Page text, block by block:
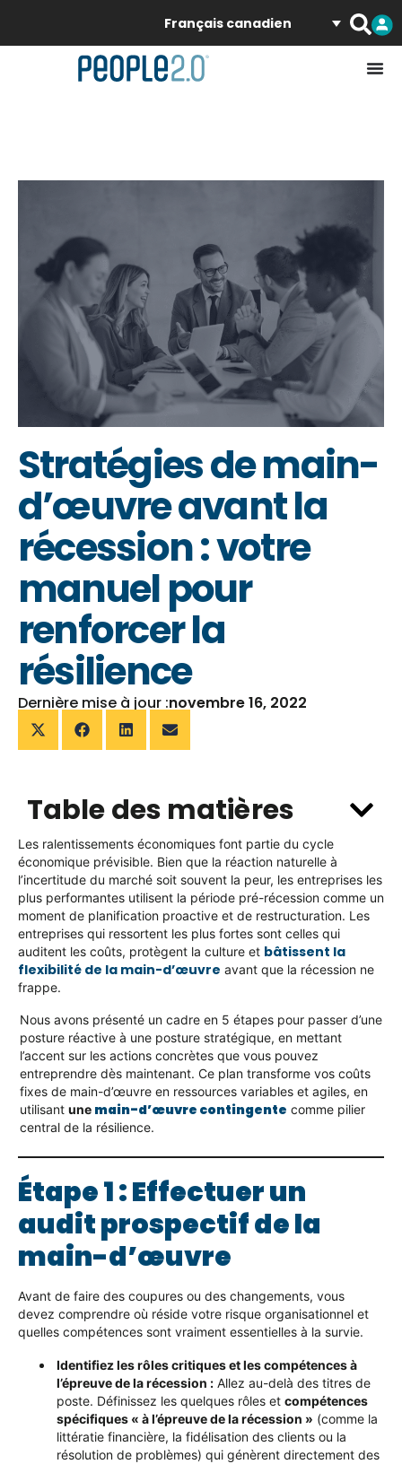
Français canadien
Stratégies de main-
d’œuvre avant la
récession : votre
manuel pour
renforcer la
résilience
Dernière mise à jour :novembre 16, 2022
Table des matières
Les ralentissements économiques font partie du cycle
économique prévisible. Bien que la réaction naturelle à
l’incertitude du marché soit souvent la peur, les entreprises les
plus performantes utilisent la période pré-récession comme un
moment de planification proactive et de restructuration. Les
entreprises qui ressortent les plus fortes sont celles qui
auditent les coûts, protègent la culture et bâtissent la
flexibilité de la main-d’œuvre avant que la récession ne
frappe.
Nous avons présenté un cadre en 5 étapes pour passer d’une
posture réactive à une posture stratégique, en mettant
l’accent sur les actions concrètes que vous pouvez
entreprendre dès maintenant. Ce plan transforme vos coûts
fixes de main-d’œuvre en ressources variables et agiles, en
utilisant une main-d’œuvre contingente comme pilier
central de la résilience.
Étape 1 : Effectuer un
audit prospectif de la
main-d’œuvre
Avant de faire des coupures ou des changements, vous
devez comprendre où réside votre risque organisationnel et
quelles compétences sont vraiment essentielles à la survie.
Identifiez les rôles critiques et les compétences à
l’épreuve de la récession : Allez au-delà des titres de
poste. Définissez les quelques rôles et compétences
spécifiques « à l’épreuve de la récession » (comme la
littératie financière, la fidélisation des clients ou la
résolution de problèmes) qui génèrent directement des